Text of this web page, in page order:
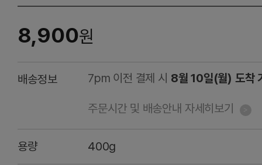
8,900원
배송정보 7pm 이전 결제 시 8월 10일(월) 도착
주문시간 및 배송안내 자세히보기
용량 400g